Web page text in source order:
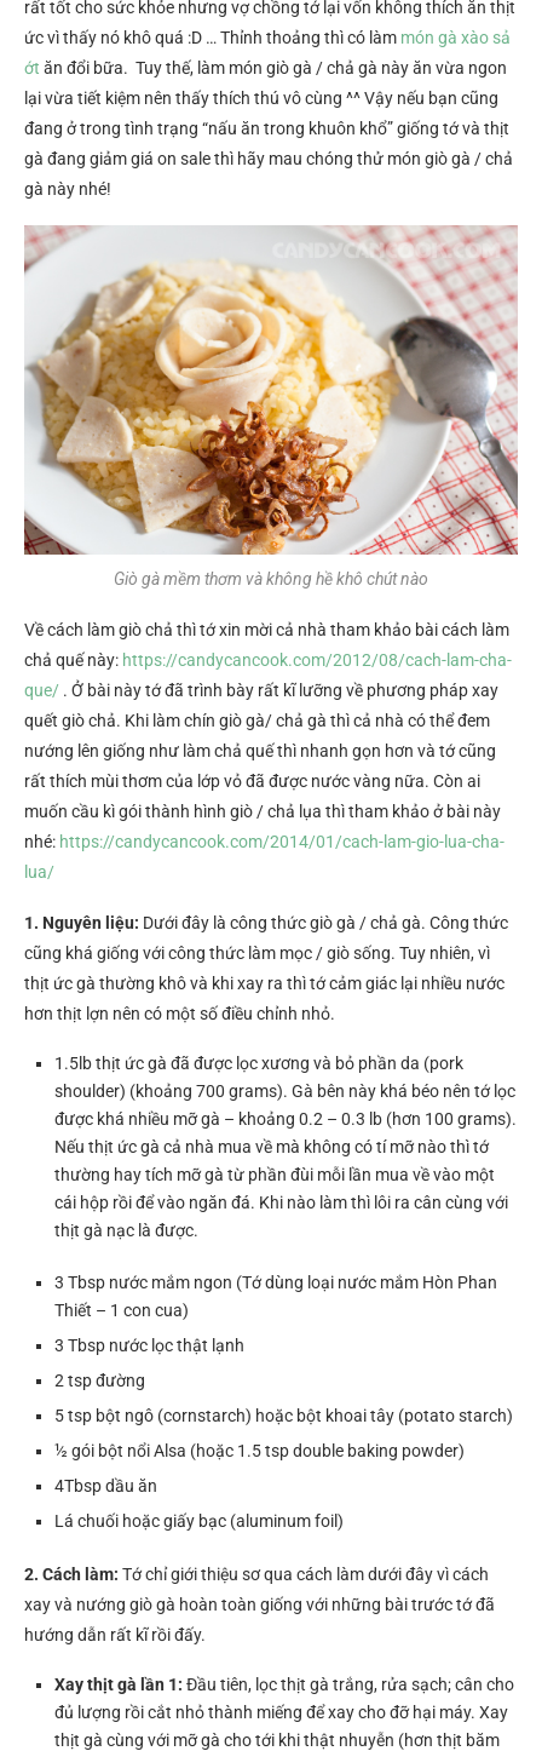
rất tốt cho sức khỏe nhưng vợ chồng tớ lại vốn không thích ăn thịt
ức vì thấy nó khô quá :D … Thỉnh thoảng thì có làm món gà xào sả
ớt ăn đổi bữa. Tuy thế, làm món giò gà / chả gà này ăn vừa ngon
lại vừa tiết kiệm nên thấy thích thú vô cùng ^^ Vậy nếu bạn cũng
đang ở trong tình trạng “nấu ăn trong khuôn khổ” giống tớ và thịt
gà đang giảm giá on sale thì hãy mau chóng thử món giò gà / chả
gà này nhé!
Giò gà mềm thơm và không hề khô chút nào
Về cách làm giò chả thì tớ xin mời cả nhà tham khảo bài cách làm
chả quế này: https://candycancook.com/2012/08/cach-lam-cha-
que/ . Ở bài này tớ đã trình bày rất kĩ lưỡng về phương pháp xay
quết giò chả. Khi làm chín giò gà/ chả gà thì cả nhà có thể đem
nướng lên giống như làm chả quế thì nhanh gọn hơn và tớ cũng
rất thích mùi thơm của lớp vỏ đã được nước vàng nữa. Còn ai
muốn cầu kì gói thành hình giò / chả lụa thì tham khảo ở bài này
nhé: https://candycancook.com/2014/01/cach-lam-gio-lua-cha-
lua/
1. Nguyên liệu: Dưới đây là công thức giò gà / chả gà. Công thức
cũng khá giống với công thức làm mọc / giò sống. Tuy nhiên, vì
thịt ức gà thường khô và khi xay ra thì tớ cảm giác lại nhiều nước
hơn thịt lợn nên có một số điều chỉnh nhỏ.
1.5lb thịt ức gà đã được lọc xương và bỏ phần da (pork
shoulder) (khoảng 700 grams). Gà bên này khá béo nên tớ lọc
được khá nhiều mỡ gà – khoảng 0.2 – 0.3 lb (hơn 100 grams).
Nếu thịt ức gà cả nhà mua về mà không có tí mỡ nào thì tớ
thường hay tích mỡ gà từ phần đùi mỗi lần mua về vào một
cái hộp rồi để vào ngăn đá. Khi nào làm thì lôi ra cân cùng với
thịt gà nạc là được.
3 Tbsp nước mắm ngon (Tớ dùng loại nước mắm Hòn Phan
Thiết – 1 con cua)
3 Tbsp nước lọc thật lạnh
2 tsp đường
5 tsp bột ngô (cornstarch) hoặc bột khoai tây (potato starch)
½ gói bột nổi Alsa (hoặc 1.5 tsp double baking powder)
4Tbsp dầu ăn
Lá chuối hoặc giấy bạc (aluminum foil)
2. Cách làm: Tớ chỉ giới thiệu sơ qua cách làm dưới đây vì cách
xay và nướng giò gà hoàn toàn giống với những bài trước tớ đã
hướng dẫn rất kĩ rồi đấy.
Xay thịt gà lần 1: Đầu tiên, lọc thịt gà trắng, rửa sạch; cân cho
đủ lượng rồi cắt nhỏ thành miếng để xay cho đỡ hại máy. Xay
thịt gà cùng với mỡ gà cho tới khi thật nhuyễn (hơn thịt băm